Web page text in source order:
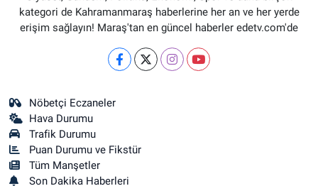
kategori de Kahramanmaraş haberlerine her an ve her yerde
erişim sağlayın! Maraş'tan en güncel haberler edetv.com'de
Nöbetçi Eczaneler
Hava Durumu
Trafik Durumu
Puan Durumu ve Fikstür
Tüm Manşetler
Son Dakika Haberleri